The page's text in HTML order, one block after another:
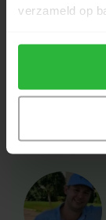
verzameld op
staal